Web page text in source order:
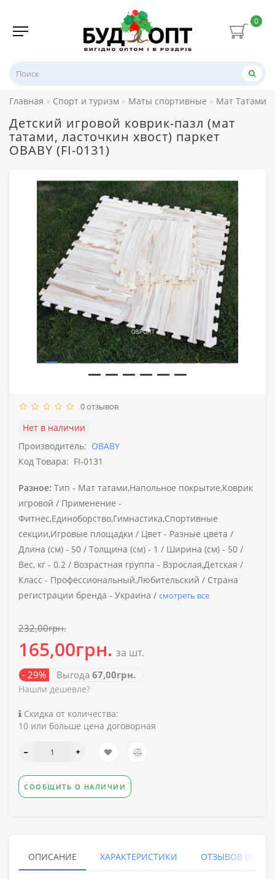
0
Главная Спорт и туризм Маты спортивные Мат Татами
Детский игровой коврик-пазл (мат
татами, ласточкин хвост) паркет
OBABY (FI-0131)
0 отзывов
Нет в наличии
Производитель: OBABY
Код Товара: FI-0131
Разное: Тип - Мат татами,Напольное покрытие,Коврик
игровой / Применение -
Фитнес,Единоборство,Гимнастика,Спортивные
секции,Игровые площадки / Цвет - Разные цвета /
Длина (см) - 50 / Толщина (см) - 1 / Ширина (см) - 50 /
Вес, кг - 0.2 / Возрастная группа - Взрослая,Детская /
Класс - Профессиональный,Любительский / Страна
регистрации бренда - Украина / смотреть все
232,00грн.
165,00грн. за шт.
- 29% Выгода 67,00грн.
Нашли дешевле?
Скидка от количества:
10 или больше цена договорная
СООБЩИТЬ О НАЛИЧИИ
ОПИСАНИЕ ХАРАКТЕРИСТИКИ ОТЗЫВОВ (0)